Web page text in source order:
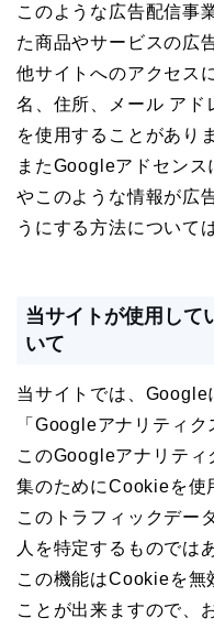
このような広告配信事
た商品やサービスの広
他サイトへのアクセス
名、住所、メール アド
を使用することがあり
またGoogleアドセン
やこのような情報が広
うにする方法について
当サイトが使用して
いて
当サイトでは、Google
「Googleアナリティク
このGoogleアナリティ
集のためにCookieを使
このトラフィックデー
人を特定するものでは
この機能はCookieを無
ことが出来ますので、